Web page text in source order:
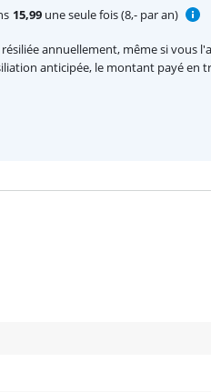
15,99une seule fois (8,- par an)
annuellement, même si vous
anticipée, le montant payé en